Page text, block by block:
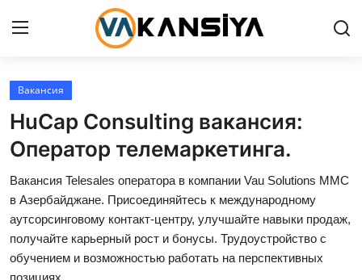
Login
Главная страница
Contact
RU
Вакансия
HuCap Consulting вакансия:
Оператор телемаркетинга.
Вакансия Telesales оператора в компании Vau Solutions MMC
в Азербайджане. Присоединяйтесь к международному
аутсорсинговому контакт-центру, улучшайте навыки продаж,
получайте карьерный рост и бонусы. Трудоустройство с
обучением и возможностью работать на перспективных
позициях.